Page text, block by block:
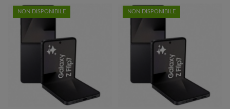
NON DISPONIBILE NON DISPONIBILE